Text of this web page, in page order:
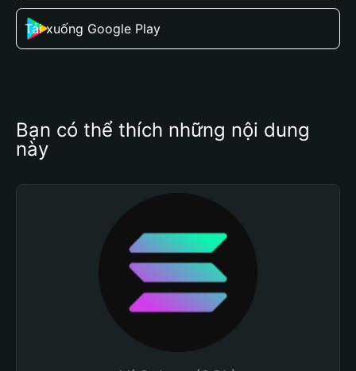
Tải xuống Google Play
Bạn có thể thích những nội dung
này